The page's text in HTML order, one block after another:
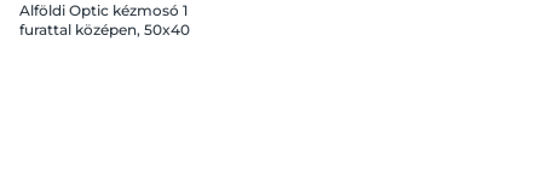
Alföldi Optic kézmosó 1
furattal középen, 50x40